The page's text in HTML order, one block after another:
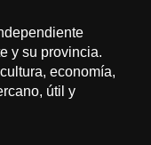
y su provincia.
economía,
útil y